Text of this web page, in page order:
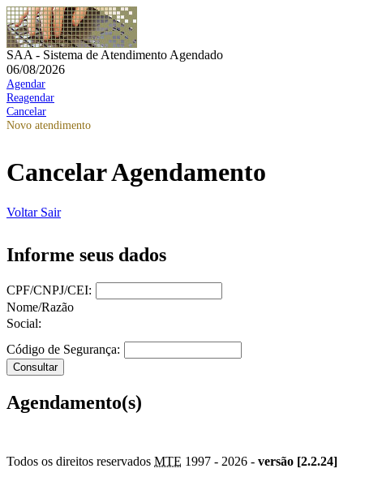
SAA - Sistema de Atendimento Agendado
06/08/2026
Agendar
Reagendar
Cancelar
Novo atendimento
Cancelar Agendamento
Voltar Sair
Informe seus dados
CPF/CNPJ/CEI:
Nome/Razão
Social:
Código de Segurança:
Agendamento(s)
Todos os direitos reservados MTE 1997 - 2026 - versão [2.2.24]